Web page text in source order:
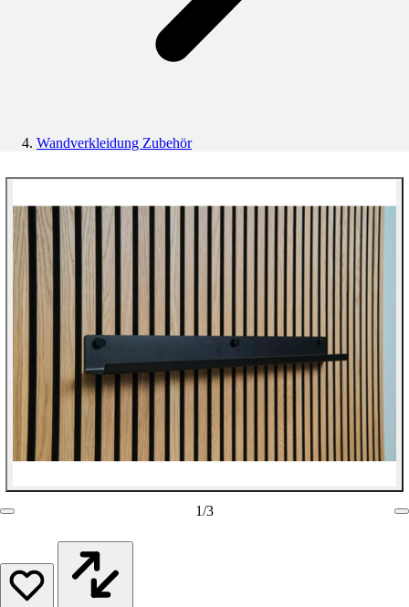
Wandverkleidung Zubehör
1/3